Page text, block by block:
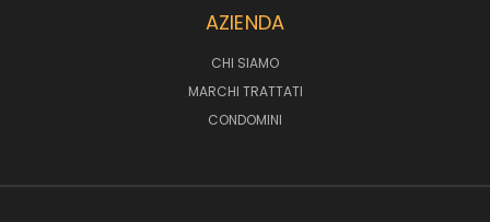
AZIENDA
CHI SIAMO
MARCHI TRATTATI
CONDOMINI